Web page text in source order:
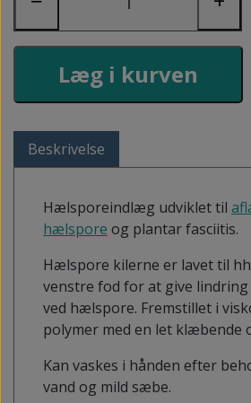
Læg i kurven
Beskrivelse
Hælsporeindlæg udviklet til
hælspore og plantar fasciitis.
Hælspore kilerne er lavet til
venstre fod for at give
ved hælspore. Fremstillet i
polymer med en let klæbende
Kan vaskes i hånden efter
vand og mild sæbe.